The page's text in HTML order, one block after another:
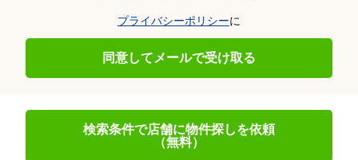
プライバシーポリシーに
同意してメールで受け取る
検索条件で店舗に物件探しを依頼
（無料）